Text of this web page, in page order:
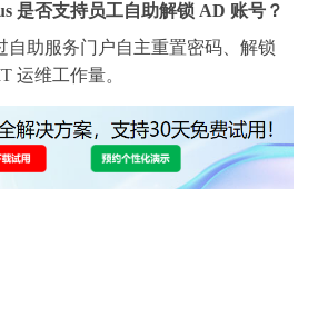
是否支持员工自助解锁 AD 账号？
自助服务门户自主重置密码、解锁
运维工作量。